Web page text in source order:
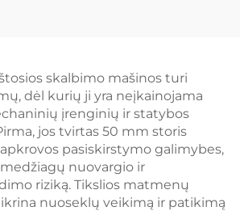
skalbimo mašinos turi
dėl kurių ji yra neįkainojama
įrenginių ir statybos
jos tvirtas 50 mm storis
pasiskirstymo galimybes,
nuovargio ir
riziką. Tikslios matmenų
nuoseklų veikimą ir patikimą